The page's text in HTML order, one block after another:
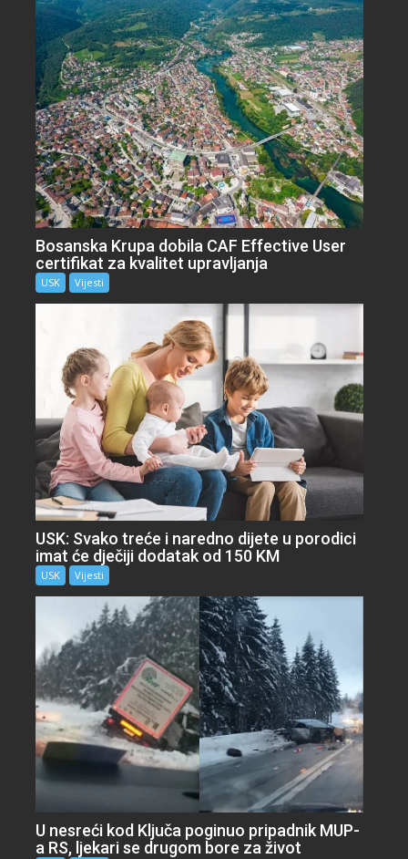
Bosanska Krupa dobila CAF Effective User
certifikat za kvalitet upravljanja
USK Vijesti
USK: Svako treće i naredno dijete u porodici
imat će dječiji dodatak od 150 KM
USK Vijesti
U nesreći kod Ključa poginuo pripadnik MUP-
a RS, ljekari se drugom bore za život